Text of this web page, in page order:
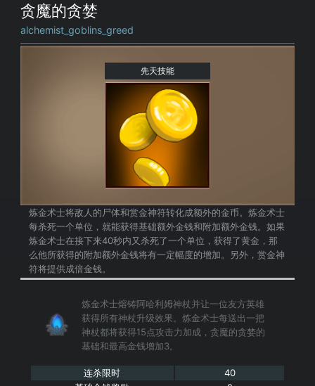
贪魔的贪婪
alchemist_goblins_greed
先天技能
炼金术士将敌人的尸体和赏金神符转化成额外的金币。炼金术士
每杀死一个单位，就能获得基础额外金钱和附加额外金钱。如果
炼金术士在接下来40秒内又杀死了一个单位，获得了黄金，那
么他所获得的附加额外金钱将有一定幅度的增加。另外，赏金神
符将提供成倍金钱。
炼金术士熔铸阿哈利姆神杖并让一位友方英雄
获得所有神杖升级效果。炼金术士每送出一把
神杖都将获得15点攻击力加成，贪魔的贪婪的
基础和最高金钱增加3。
连杀限时
40